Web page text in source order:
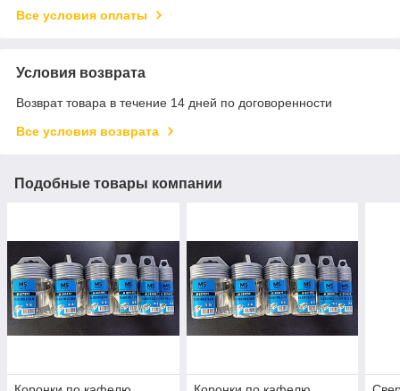
Все условия оплаты
Условия возврата
Возврат товара в течение 14 дней по договоренности
Все условия возврата
Подобные товары компании